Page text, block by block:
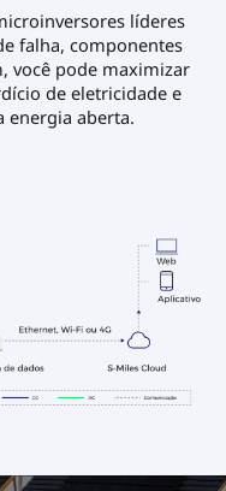
líderes
falha, componentes
você pode maximizar
de eletricidade e
energia aberta.